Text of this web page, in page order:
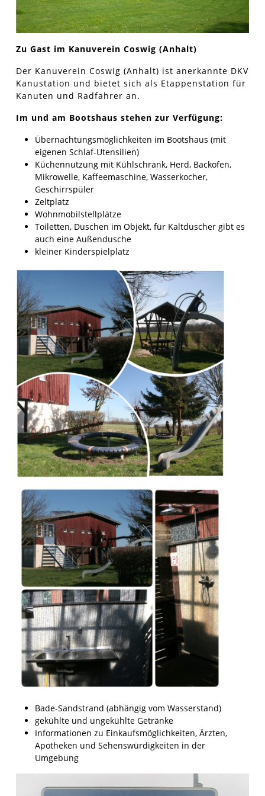
Zu Gast im Kanuverein Coswig (Anhalt)
Der Kanuverein Coswig (Anhalt) ist anerkannte DKV
Kanustation und bietet sich als Etappenstation für
Kanuten und Radfahrer an.
Im und am Bootshaus stehen zur Verfügung:
Übernachtungsmöglichkeiten im Bootshaus (mit
eigenen Schlaf-Utensilien)
Küchennutzung mit Kühlschrank, Herd, Backofen,
Mikrowelle, Kaffeemaschine, Wasserkocher,
Geschirrspüler
Zeltplatz
Wohnmobilstellplätze
Toiletten, Duschen im Objekt, für Kaltduscher gibt es
auch eine Außendusche
kleiner Kinderspielplatz
Bade-Sandstrand (abhängig vom Wasserstand)
gekühlte und ungekühlte Getränke
Informationen zu Einkaufsmöglichkeiten, Ärzten,
Apotheken und Sehenswürdigkeiten in der
Umgebung